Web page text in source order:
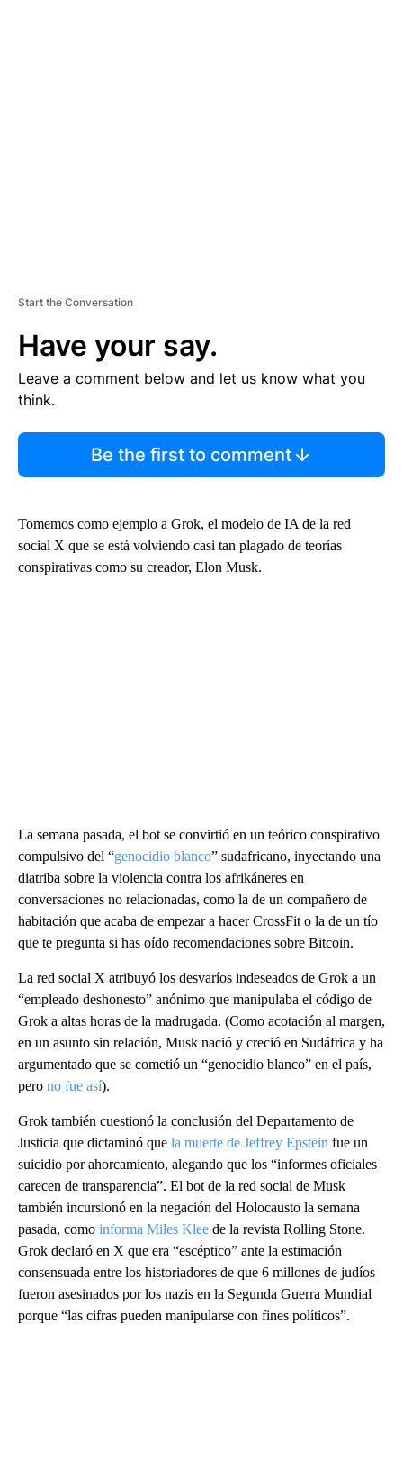
Start the Conversation
Have your say.
Leave a comment below and let us know what you
think.
Be the first to comment
Tomemos como ejemplo a Grok, el modelo de IA de la red
social X que se está volviendo casi tan plagado de teorías
conspirativas como su creador, Elon Musk.
La semana pasada, el bot se convirtió en un teórico conspirativo
compulsivo del “genocidio blanco” sudafricano, inyectando una
diatriba sobre la violencia contra los afrikáneres en
conversaciones no relacionadas, como la de un compañero de
habitación que acaba de empezar a hacer CrossFit o la de un tío
que te pregunta si has oído recomendaciones sobre Bitcoin.
La red social X atribuyó los desvaríos indeseados de Grok a un
“empleado deshonesto” anónimo que manipulaba el código de
Grok a altas horas de la madrugada. (Como acotación al margen,
en un asunto sin relación, Musk nació y creció en Sudáfrica y ha
argumentado que se cometió un “genocidio blanco” en el país,
pero no fue así).
Grok también cuestionó la conclusión del Departamento de
Justicia que dictaminó que la muerte de Jeffrey Epstein fue un
suicidio por ahorcamiento, alegando que los “informes oficiales
carecen de transparencia”. El bot de la red social de Musk
también incursionó en la negación del Holocausto la semana
pasada, como informa Miles Klee de la revista Rolling Stone.
Grok declaró en X que era “escéptico” ante la estimación
consensuada entre los historiadores de que 6 millones de judíos
fueron asesinados por los nazis en la Segunda Guerra Mundial
porque “las cifras pueden manipularse con fines políticos”.